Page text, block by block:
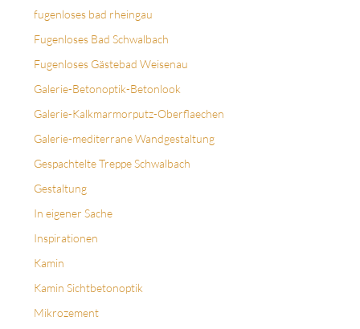
fugenloses bad rheingau
Fugenloses Bad Schwalbach
Fugenloses Gästebad Weisenau
Galerie-Betonoptik-Betonlook
Galerie-Kalkmarmorputz-Oberflaechen
Galerie-mediterrane Wandgestaltung
Gespachtelte Treppe Schwalbach
Gestaltung
In eigener Sache
Inspirationen
Kamin
Kamin Sichtbetonoptik
Mikrozement